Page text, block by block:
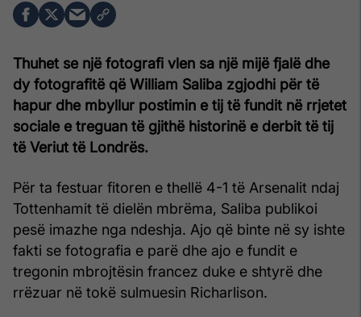
Thuhet se një fotografi vlen sa një mijë fjalë dhe
dy fotografitë që William Saliba zgjodhi për të
hapur dhe mbyllur postimin e tij të fundit në rrjetet
sociale e treguan të gjithë historinë e derbit të tij
të Veriut të Londrës.
Për ta festuar fitoren e thellë 4-1 të Arsenalit ndaj
Tottenhamit të dielën mbrëma, Saliba publikoi
pesë imazhe nga ndeshja. Ajo që binte në sy ishte
fakti se fotografia e parë dhe ajo e fundit e
tregonin mbrojtësin francez duke e shtyrë dhe
rrëzuar në tokë sulmuesin Richarlison.